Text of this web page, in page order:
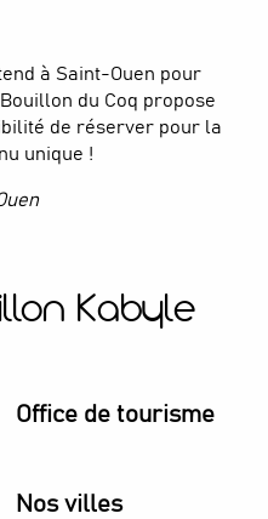
Office de tourisme
Nos villes
à Saint-Ouen pour
du Coq propose
de réserver pour la
unique !
Kabyle
Salle Melodie à Stains,
Rabah Asma, Zahir
surprises jusqu’à